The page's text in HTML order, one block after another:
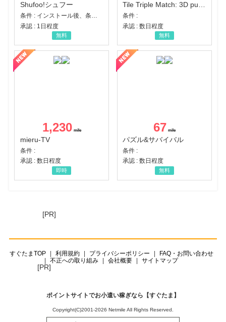
Shufoo!シュフー
条件 : インストール後、条件達成
承認 : 1日程度
無料
Tile Triple Match: 3D puzzle
条件 :
承認 : 数日程度
無料
1,230
mieru-TV
条件 :
承認 : 数日程度
即時
67
パズル&サバイバル
条件 :
承認 : 数日程度
無料
[PR]
すぐたまTOP 利用規約 プライバシーポリシー
FAQ・お問い合わせ
不正への取り組み
会社概要 サイトマップ
[PR]
ポイントサイトでお小遣い稼ぎなら【すぐたま】
Copyright(C)2001-2026 Netmile All Rights Reserved.